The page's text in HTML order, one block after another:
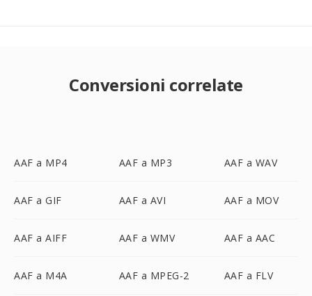
Conversioni correlate
AAF a MP4 AAF a MP3 AAF a WAV
AAF a GIF AAF a AVI AAF a MOV
AAF a AIFF AAF a WMV AAF a AAC
AAF a M4A AAF a MPEG-2 AAF a FLV